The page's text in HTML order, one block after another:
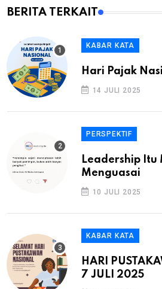
BERITA TERKAIT
KABAR KATA
Hari Pajak
14 JULI 2025
PERSPEKTIF
Leadership Itu
Menguasai
10 JULI 2025
KABAR KATA
HARI
7 JULI 2025